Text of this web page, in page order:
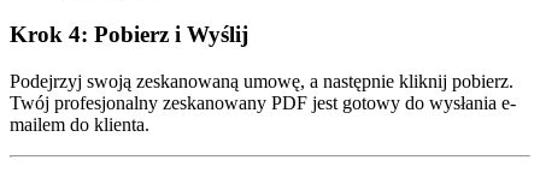
Krok 4: Pobierz i Wyślij
Podejrzyj swoją zeskanowaną umowę, a następnie kliknij pobierz.
Twój profesjonalny zeskanowany PDF jest gotowy do wysłania e-
mailem do klienta.